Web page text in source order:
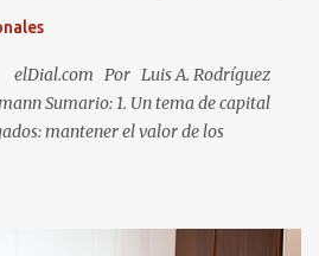
elDial.com Por Luis A. Rodríguez
Sumario: 1. Un tema de capital
mantener el valor de los